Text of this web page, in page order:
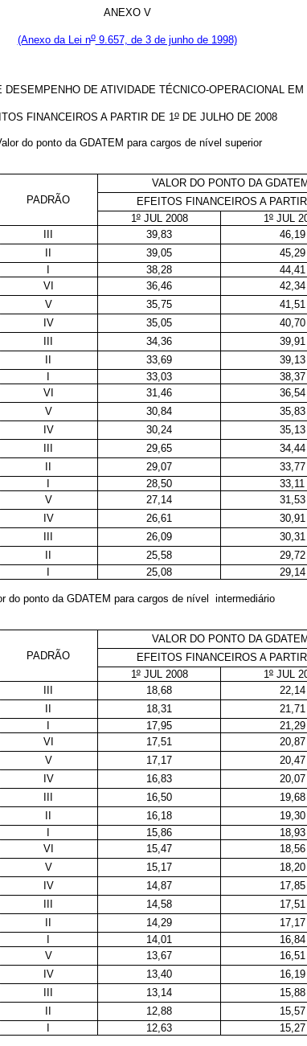
ANEXO V
(Anexo da Lei no9.657, de 3 de junho de 1998)
DE ATIVIDADE TÉCNICO-OPERACIONAL
FINANCEIROS A PARTIR DE 1oDE JULHO DE 2008
do ponto da GDATEM para cargos de nível superior
PADRÃO
VALOR DO PONTO DA
EFEITOS FINANCEIROS A
1ºJUL 2008 1º JUL
III 39,83
46,19
II
39,05
45,29
I
38,28 44,41
VI 36,46
42,34
V
35,75
41,51
IV
35,05
40,70
III
34,36
39,91
II
33,69
39,13
I
33,03 38,37
VI 31,46
36,54
V
30,84
35,83
IV
30,24
35,13
III
29,65
34,44
II
29,07
33,77
I
28,50 33,11
V 27,14
31,53
IV
26,61
30,91
III
26,09
30,31
II
25,58
29,72
I
25,08 29,14
do ponto da GDATEM para cargos de nível intermediário
PADRÃO
VALOR DO PONTO DA
EFEITOS FINANCEIROS A
1ºJUL 2008 1º JUL
III 18,68
22,14
II
18,31
21,71
I
17,95 21,29
VI 17,51
20,87
V
17,17
20,47
IV
16,83
20,07
III
16,50
19,68
II
16,18
19,30
I
15,86 18,93
VI 15,47
18,56
V
15,17
18,20
IV
14,87
17,85
III
14,58
17,51
II
14,29
17,17
I
14,01 16,84
V 13,67
16,51
IV
13,40
16,19
III
13,14
15,88
II
12,88
15,57
I
12,63 15,27